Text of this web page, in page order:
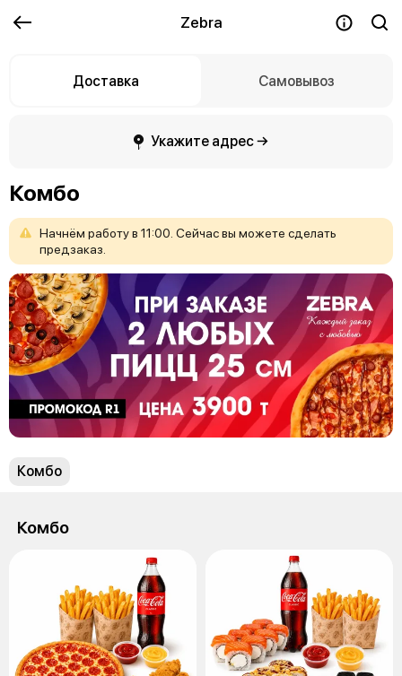
Zebra
Доставка Самовывоз
Укажите адрес →
Комбо
Начнём работув 11:00. Сейчасвы можете сделать
предзаказ.
Комбо
Комбо